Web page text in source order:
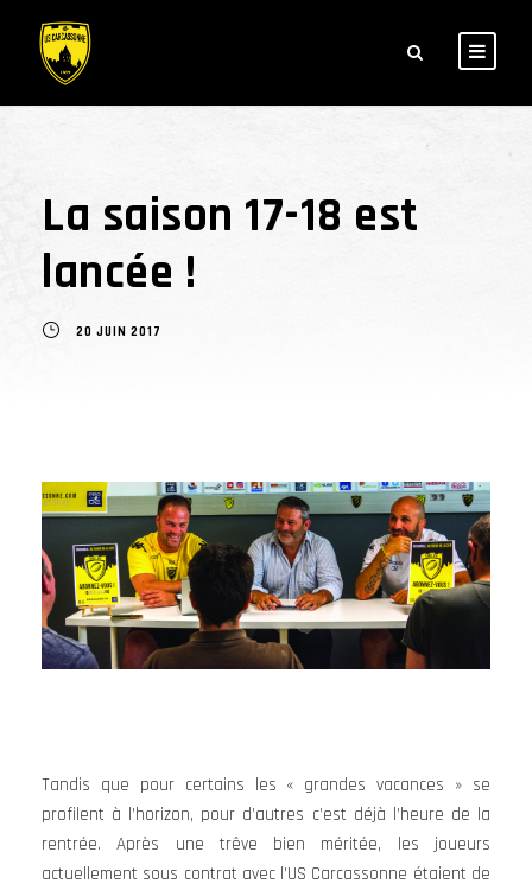
La saison 17-18 est
lancée !
20 JUIN 2017
Tandis que pour certains les « grandes vacances » se
profilent à l’horizon, pour d’autres c’est déjà l’heure de la
rentrée. Après une trêve bien méritée, les joueurs
actuellement sous contrat avec l’US Carcassonne étaient de